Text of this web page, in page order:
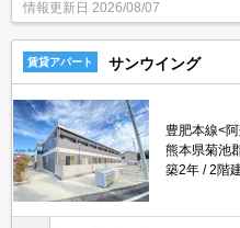
情報更新日 2026/08/07
賃貸アパート サンウイング
豊肥本線<
熊本県菊池
築2年
2階